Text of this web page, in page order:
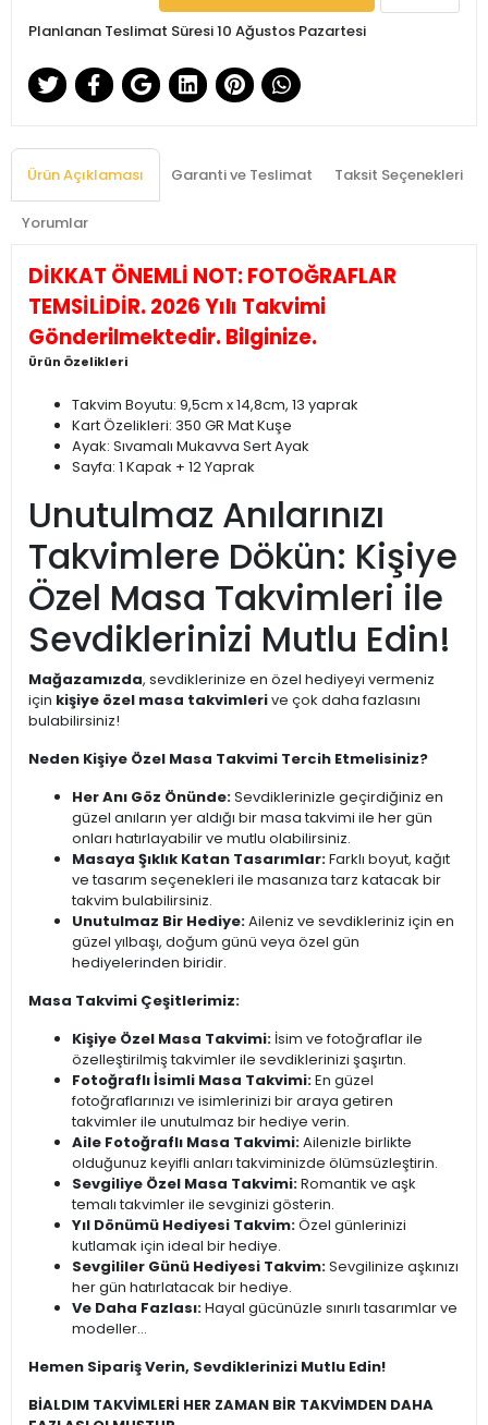
Planlanan Teslimat Süresi 10 Ağustos Pazartesi
Ürün Açıklaması Garanti ve Teslimat Taksit Seçenekleri
Yorumlar
DİKKAT ÖNEMLİ NOT: FOTOĞRAFLAR
TEMSİLİDİR. 2026 Yılı Takvimi
Gönderilmektedir. Bilginize.
Ürün Özelikleri
Takvim Boyutu: 9,5cm x 14,8cm, 13 yaprak
Kart Özelikleri: 350 GR Mat Kuşe
Ayak: Sıvamalı Mukavva Sert Ayak
Sayfa: 1 Kapak + 12 Yaprak
Unutulmaz Anılarınızı
Takvimlere Dökün: Kişiye
Özel Masa Takvimleri ile
Sevdiklerinizi Mutlu Edin!
Mağazamızda, sevdiklerinize en özel hediyeyi vermeniz
için kişiye özel masa takvimlerive çok daha fazlasını
bulabilirsiniz!
Neden Kişiye Özel Masa Takvimi Tercih Etmelisiniz?
Her Anı Göz Önünde:Sevdiklerinizle geçirdiğiniz en
güzel anıların yer aldığı bir masa takvimi ile her gün
onları hatırlayabilir ve mutlu olabilirsiniz.
Masaya Şıklık Katan Tasarımlar:Farklı boyut, kağıt
ve tasarım seçenekleri ile masanıza tarz katacak bir
takvim bulabilirsiniz.
Unutulmaz Bir Hediye:Aileniz ve sevdikleriniz için en
güzel yılbaşı, doğum günü veya özel gün
hediyelerinden biridir.
Masa Takvimi Çeşitlerimiz:
Kişiye Özel Masa Takvimi: İsim ve fotoğraflar ile
özelleştirilmiş takvimler ile sevdiklerinizi şaşırtın.
Fotoğraflı İsimli Masa Takvimi:En güzel
fotoğraflarınızı ve isimlerinizi bir araya getiren
takvimler ile unutulmaz bir hediye verin.
Aile Fotoğraflı Masa Takvimi:Ailenizle birlikte
olduğunuz keyifli anları takviminizde ölümsüzleştirin.
Sevgiliye Özel Masa Takvimi:Romantik ve aşk
temalı takvimler ile sevginizi gösterin.
Yıl Dönümü Hediyesi Takvim:Özel günlerinizi
kutlamak için ideal bir hediye.
Sevgililer Günü Hediyesi Takvim:Sevgilinize aşkınızı
her gün hatırlatacak bir hediye.
Ve Daha Fazlası:Hayal gücünüzle sınırlı tasarımlar ve
modeller...
Hemen Sipariş Verin, Sevdiklerinizi Mutlu Edin!
BİALDIM TAKVİMLERİ HER ZAMAN BİR TAKVİMDEN DAHA